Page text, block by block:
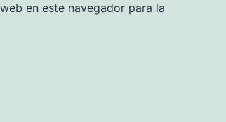
en este navegador para la